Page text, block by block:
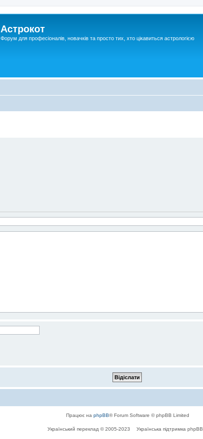
Астрокот
Форум для професіоналів, новачків та просто тих, хто цікавиться астрологією
Працює на phpBB® Forum Software © phpBB Limited
Український переклад © 2005-2023 Українська підтримка phpBB